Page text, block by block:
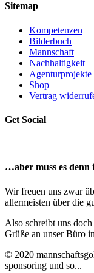
Sitemap
Kompetenzen
Bilderbuch
Mannschaft
Nachhaltigkeit
Agenturprojekte
Shop
Vertrag
Get Social
…aber muss es denn
Wir freuen uns zwar
allermeisten über die
Also schreibt uns
Grüße an unser Büro
© 2020
sponsoring und so...